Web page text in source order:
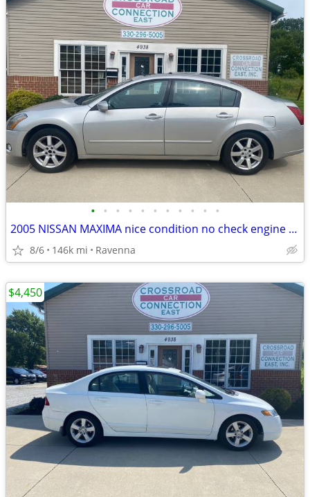
• • • • • • • • • • •
2005 NISSAN MAXIMA nice condition no check engine light drives great!
8/6 146k mi Ravenna
$4,450